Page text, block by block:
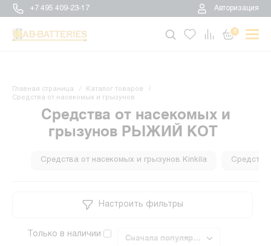
+7 495 409-23-17 Авторизация
0
Главная страница
Каталог товаров
Средства от насекомых и грызунов
Средства от насекомых и
грызунов РЫЖИЙ КОТ
Средства от насекомых и грызунов Kinkila Средства
Настроить фильтры
Только в наличии Сначала популярные